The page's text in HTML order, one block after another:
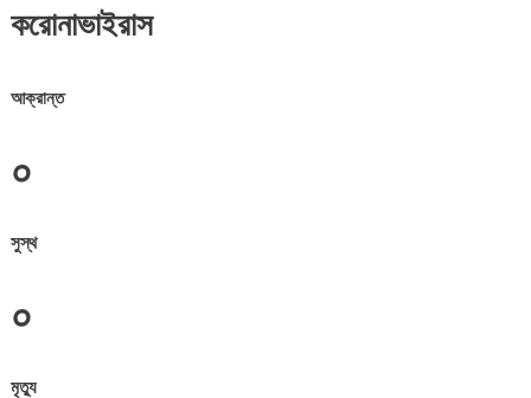
করোনাভাইরাস
আক্রান্ত
০
সুস্থ
০
মৃত্যু